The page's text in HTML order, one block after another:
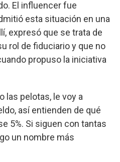
El influencer fue
esta situación en una
expresó que se trata de
rol de fiduciario y que no
propuso la iniciativa
las pelotas, le voy a
así entienden de qué
5%. Si siguen con tantas
un nombre más